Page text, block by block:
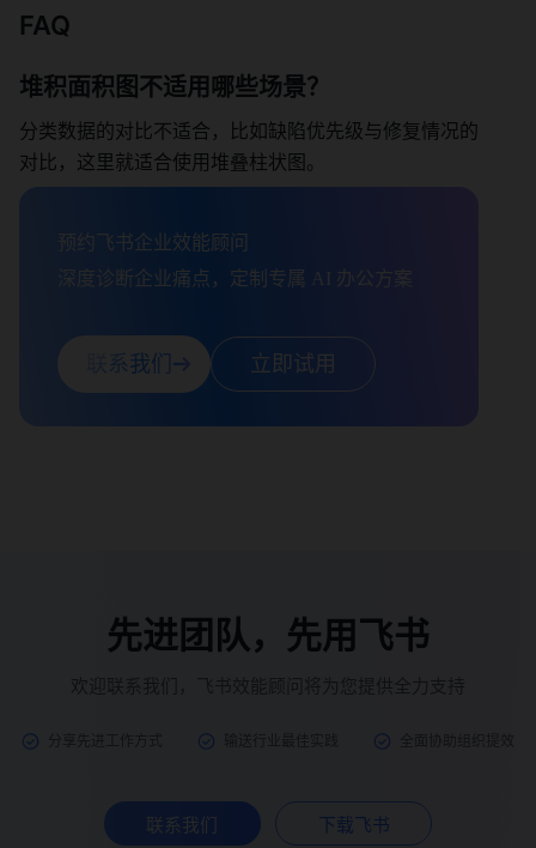
FAQ
堆积面积图不适用哪些场景？
分类数据的对比不适合，比如缺陷优先级与修复情况的
对比，这里就适合使用堆叠柱状图。
预约飞书企业效能顾问
深度诊断企业痛点，定制专属 AI 办公方案
联系我们 立即试用
先进团队，先用飞书
联系我们 下载飞书